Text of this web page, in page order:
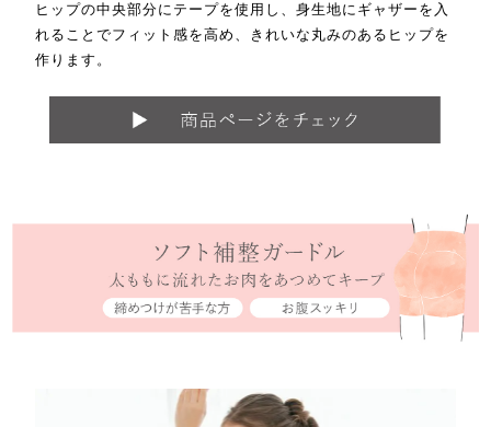
ヒップの中央部分にテープを使用し、身生地にギャザーを入
れることでフィット感を高め、きれいな丸みのあるヒップを
作ります。